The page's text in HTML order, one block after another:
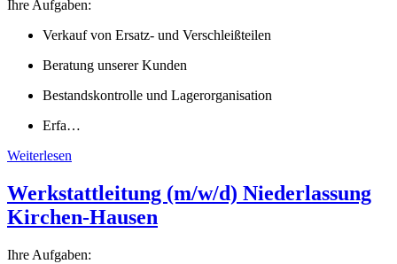
Ihre Aufgaben:
Verkauf von Ersatz- und Verschleißteilen
Beratung unserer Kunden
Bestandskontrolle und Lagerorganisation
Erfa…
Weiterlesen
Werkstattleitung (m/w/d) Niederlassung
Kirchen-Hausen
Ihre Aufgaben: